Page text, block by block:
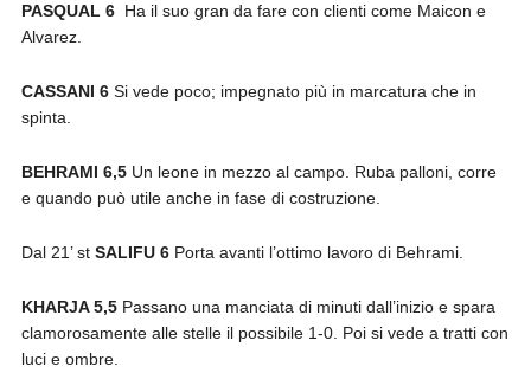
PASQUAL 6Ha il suo gran da fare con clienti come Maicon e
Alvarez.
CASSANI 6Si vede poco; impegnato più in marcatura che in
spinta.
BEHRAMI 6,5Un leone in mezzo al campo. Ruba palloni, corre
e quando può utile anche in fase di costruzione.
Dal 21’ st SALIFU 6Porta avanti l’ottimo lavoro di Behrami.
KHARJA 5,5Passano una manciata di minuti dall’inizio e spara
clamorosamente alle stelle il possibile 1-0. Poi si vede a tratti con
luci e ombre.